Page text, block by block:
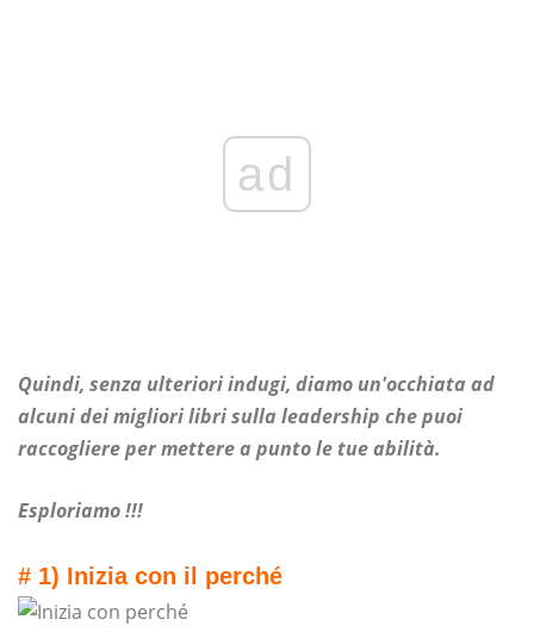
ad
Quindi, senza ulteriori indugi, diamo un'occhiata ad
alcuni dei migliori libri sulla leadership che puoi
raccogliere per mettere a punto le tue abilità.
Esploriamo !!!
# 1) Inizia con il perché